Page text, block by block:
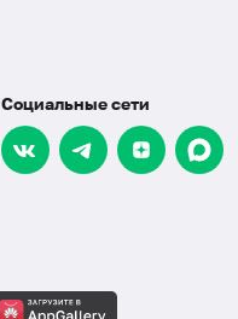
Социальные сети